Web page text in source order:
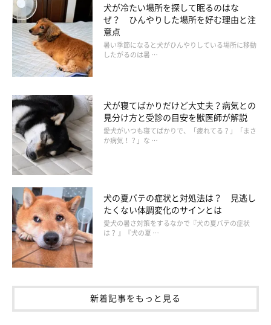
犬が冷たい場所を探して眠るのはな
ぜ？ ひんやりした場所を好む理由と注
意点
暑い季節になると犬がひんやりしている場所に移動
したがるのは暑 …
犬が寝てばかりだけど大丈夫？病気との
見分け方と受診の目安を獣医師が解説
愛犬がいつも寝てばかりで、「疲れてる？」「まさ
か病気！？」な …
犬の夏バテの症状と対処法は？ 見逃し
たくない体調変化のサインとは
愛犬の暑さ対策をするなかで『犬の夏バテの症状
は？ 』『犬の夏 …
新着記事をもっと見る